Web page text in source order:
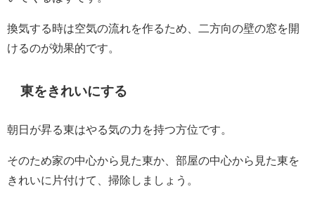
換気する時は空気の流れを作るため、二方向の壁の窓を開
けるのが効果的です。
東をきれいにする
朝日が昇る東はやる気の力を持つ方位です。
そのため家の中心から見た東か、部屋の中心から見た東を
きれいに片付けて、掃除しましょう。